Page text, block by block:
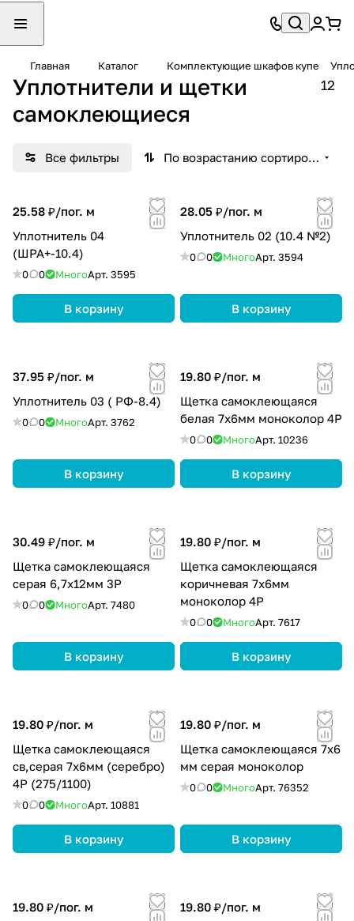
Главная Каталог Комплектующие шкафов купе
Уплотнители и щетки
самоклеющиеся
12
Все фильтры
25.58 ₽/пог. м
Уплотнитель 04
(ШРА+-10.4)
0 0 МногоАрт. 3595
В корзину
28.05 ₽/пог. м
Уплотнитель 02 (10.4 №2)
0 0 МногоАрт. 3594
В корзину
37.95 ₽/пог. м
Уплотнитель 03 ( РФ-8.4)
0 0 МногоАрт. 3762
В корзину
19.80 ₽/пог. м
Щетка самоклеющаяся
белая 7х6мм моноколор 4Р
0 0 МногоАрт. 10236
В корзину
30.49 ₽/пог. м
Щетка самоклеющаяся
серая 6,7х12мм 3Р
0 0 МногоАрт. 7480
В корзину
19.80 ₽/пог. м
Щетка самоклеющаяся
коричневая 7х6мм
моноколор 4Р
0 0 МногоАрт. 7617
В корзину
19.80 ₽/пог. м
Щетка самоклеющаяся
св,серая 7х6мм (серебро)
4Р (275/1100)
0 0 МногоАрт. 10881
В корзину
19.80 ₽/пог. м
Щетка самоклеющаяся 7х6
мм серая моноколор
0 0 МногоАрт. 76352
В корзину
19.80 ₽/пог. м
19.80 ₽/пог. м